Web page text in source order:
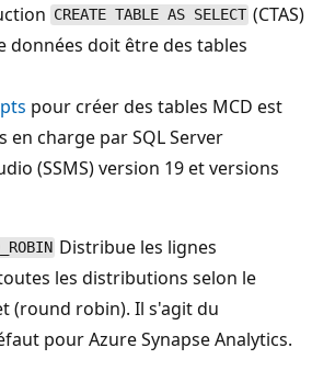
CREATE TABLE AS SELECT (CTAS)
données doit être des tables
pour créer des tables MCD est
en charge par SQL Server
(SSMS) version 19 et versions
Distribue les lignes
les distributions selon le
(round robin). Il s'agit du
pour Azure Synapse Analytics.